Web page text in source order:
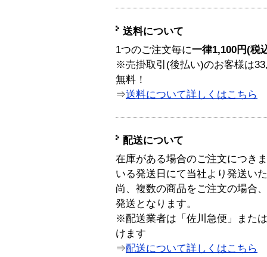
送料について
1つのご注文毎に一律1,100円(税
※売掛取引(後払い)のお客様は
無料！
⇒送料について詳しくはこちら
配送について
在庫がある場合のご注文につき
いる発送日にて当社より発送い
尚、複数の商品をご注文の場合
発送となります。
※配送業者は「佐川急便」また
けます
⇒配送について詳しくはこちら